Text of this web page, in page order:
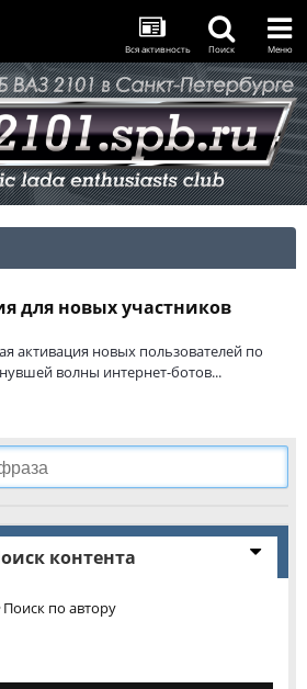
Вся активность Поиск Меню
для новых участников
активация новых пользователей по
волны интернет-ботов...
контента
Поиск по автору